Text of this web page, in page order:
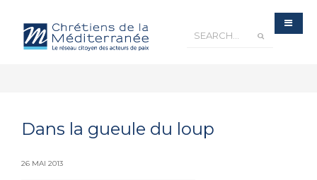
Dans la gueule du loup
26 MAI 2013